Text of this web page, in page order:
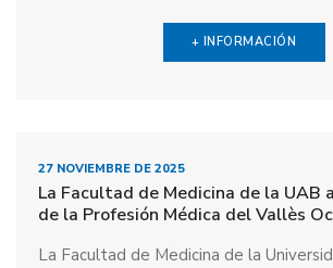
+ INFORMACIÓN
27 NOVIEMBRE DE 2025
La Facultad de Medicina de la UAB
de la Profesión Médica del Vallès
La Facultad de Medicina de la